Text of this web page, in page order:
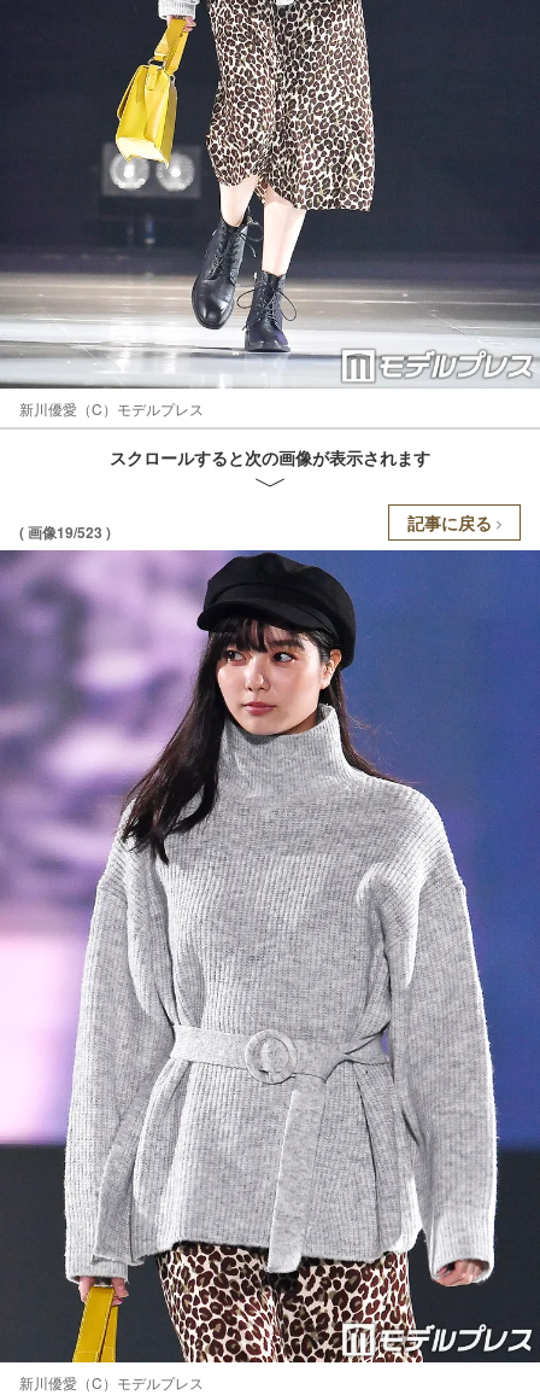
新川優愛（C）モデルプレス
スクロールすると次の画像が表示されます
( 画像19/523 ) 記事に戻る
新川優愛（C）モデルプレス